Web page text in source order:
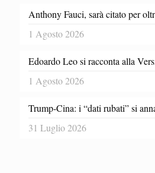
Anthony Fauci, sarà citato per
1 Agosto 2026
Edoardo Leo si racconta alla
1 Agosto 2026
Trump-Cina: i “dati rubati” si
31 Luglio 2026